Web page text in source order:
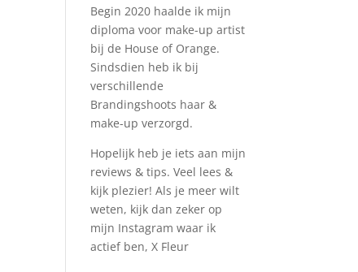
Begin 2020 haalde ik mijn
diploma voor make-up artist
bij de House of Orange.
Sindsdien heb ik bij
verschillende
Brandingshoots haar &
make-up verzorgd.
Hopelijk heb je iets aan mijn
reviews & tips. Veel lees &
kijk plezier! Als je meer wilt
weten, kijk dan zeker op
mijn Instagram waar ik
actief ben, X Fleur